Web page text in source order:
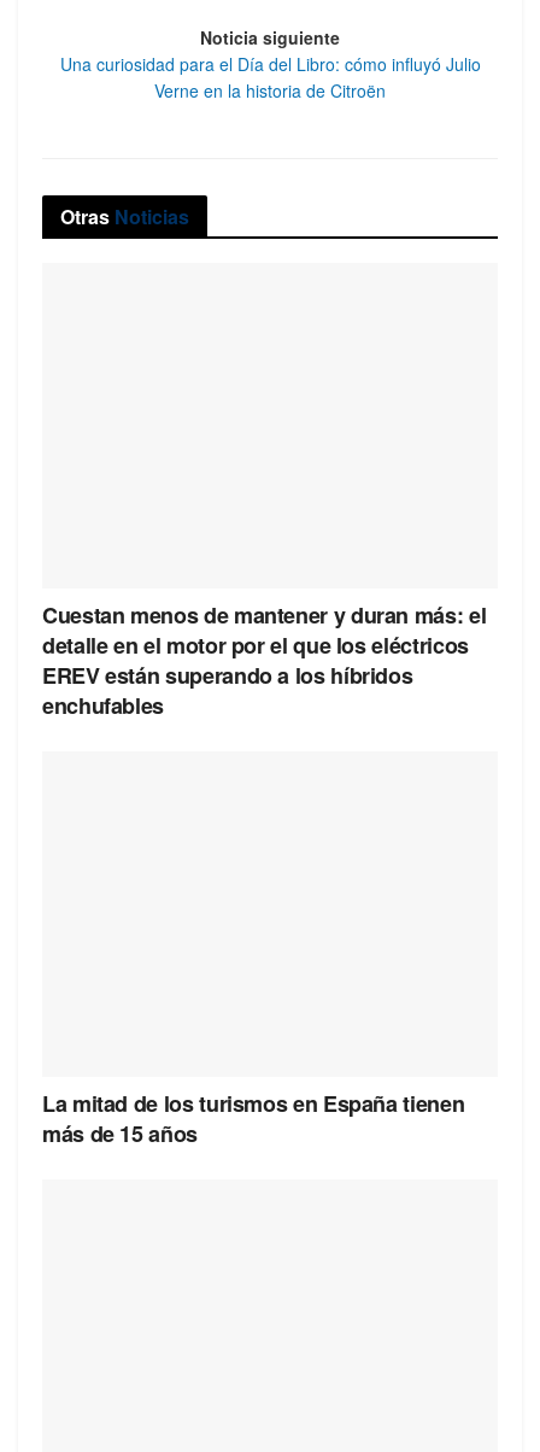
Noticia siguiente
Una curiosidad para el Día del Libro: cómo influyó Julio
Verne en la historia de Citroën
Otras Noticias
Cuestan menos de mantener y duran más: el
detalle en el motor por el que los eléctricos
EREV están superando a los híbridos
enchufables
La mitad de los turismos en España tienen
más de 15 años